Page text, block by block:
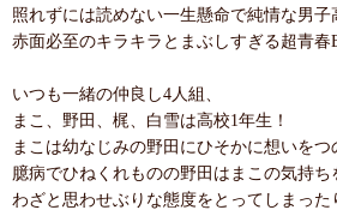
照れずには読めない一生懸命で純情な男子
赤面必至のキラキラとまぶしすぎる超青春
いつも一緒の仲良し4人組、
まこ、野田、梶、白雪は高校1年生！
まこは幼なじみの野田にひそかに想いをつ
臆病でひねくれものの野田はまこの気持ち
わざと思わせぶりな態度をとってしまった